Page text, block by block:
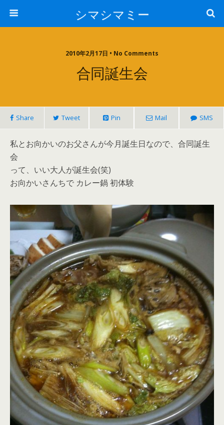
シマシマミー
2010年2月17日 • No Comments
合同誕生会
Share Tweet Pin Mail SMS
私とお向かいのお父さんが今月誕生日なので、合同誕生
会
って、いい大人が誕生会(笑)
お向かいさんちで カレー鍋 初体験